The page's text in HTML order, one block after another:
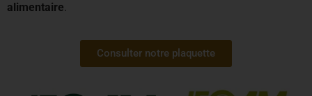
alimentaire.
Consulter notre plaquette